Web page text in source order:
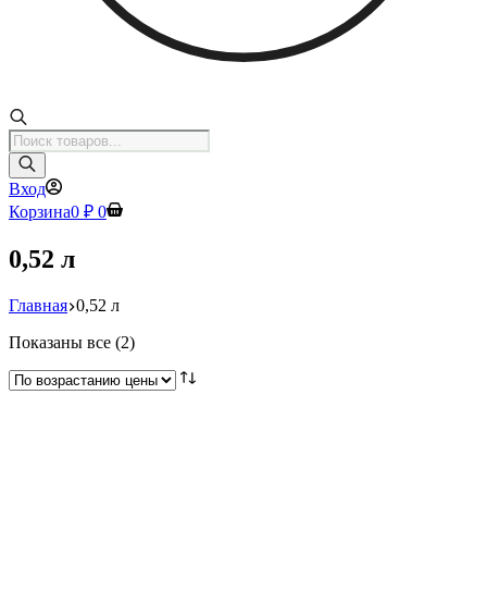
Поиск
товаров
Вход
Корзина0 ₽ 0
0,52 л
Главная 0,52 л
Показаны все (2)Цены:
возрастанию